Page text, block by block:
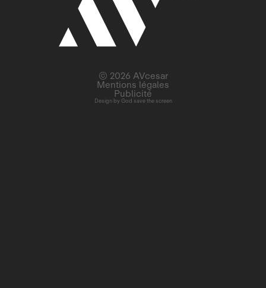
Design by God save the screen
© 2026 AVcesar
Mentions légales
Publicité